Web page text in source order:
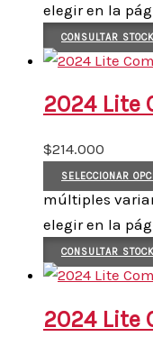
elegir en la
CONSULTAR STOCK
2024 Lite
$214.000
SELECCIONAR
múltiples
elegir en la
CONSULTAR STOCK
2024 Lite